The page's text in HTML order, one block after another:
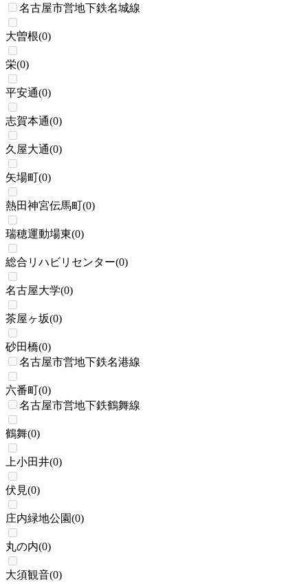
名古屋市営地下鉄名城線
大曽根(0)
栄(0)
平安通(0)
志賀本通(0)
久屋大通(0)
矢場町(0)
熱田神宮伝馬町(0)
瑞穂運動場東(0)
総合リハビリセンター(0)
名古屋大学(0)
茶屋ヶ坂(0)
砂田橋(0)
名古屋市営地下鉄名港線
六番町(0)
名古屋市営地下鉄鶴舞線
鶴舞(0)
上小田井(0)
伏見(0)
庄内緑地公園(0)
丸の内(0)
大須観音(0)